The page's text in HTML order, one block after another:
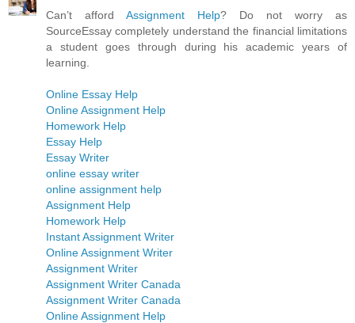
Can’t afford Assignment Help? Do not worry as
SourceEssay completely understand the financial limitations
a student goes through during his academic years of
learning.
Online Essay Help
Online Assignment Help
Homework Help
Essay Help
Essay Writer
online essay writer
online assignment help
Assignment Help
Homework Help
Instant Assignment Writer
Online Assignment Writer
Assignment Writer
Assignment Writer Canada
Assignment Writer Canada
Online Assignment Help